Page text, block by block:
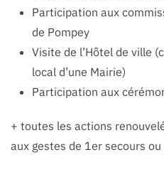
Participation aux
de Pompey
Visite de l’Hôtel de ville
local d’une Mairie)
Participation aux
+ toutes les actions
aux gestes de 1er secours